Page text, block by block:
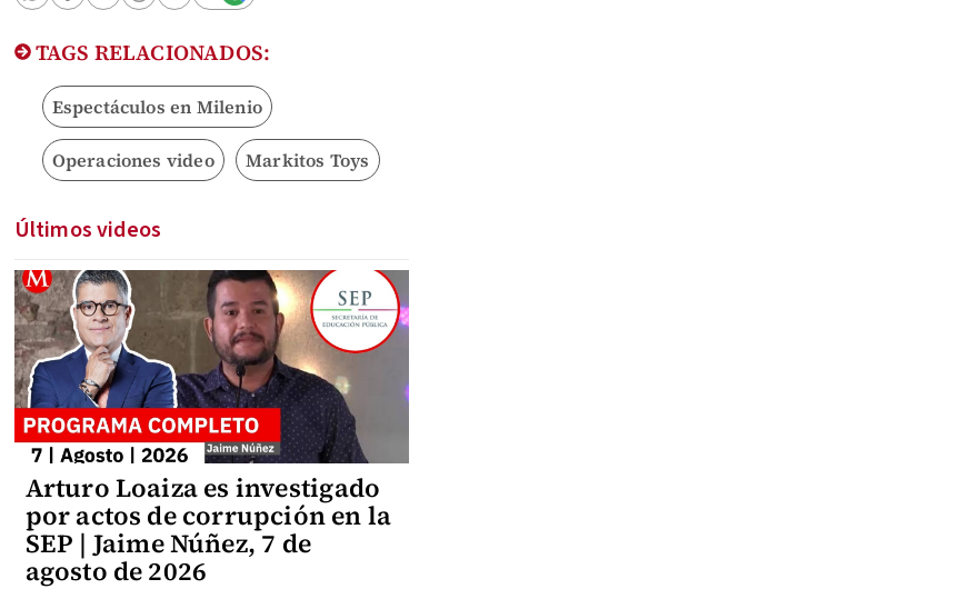
TAGS RELACIONADOS:
Espectáculos en Milenio
Operaciones video Markitos Toys
Últimos videos
Arturo Loaiza es investigado
por actos de corrupción en la
SEP | Jaime Núñez, 7 de
agosto de 2026